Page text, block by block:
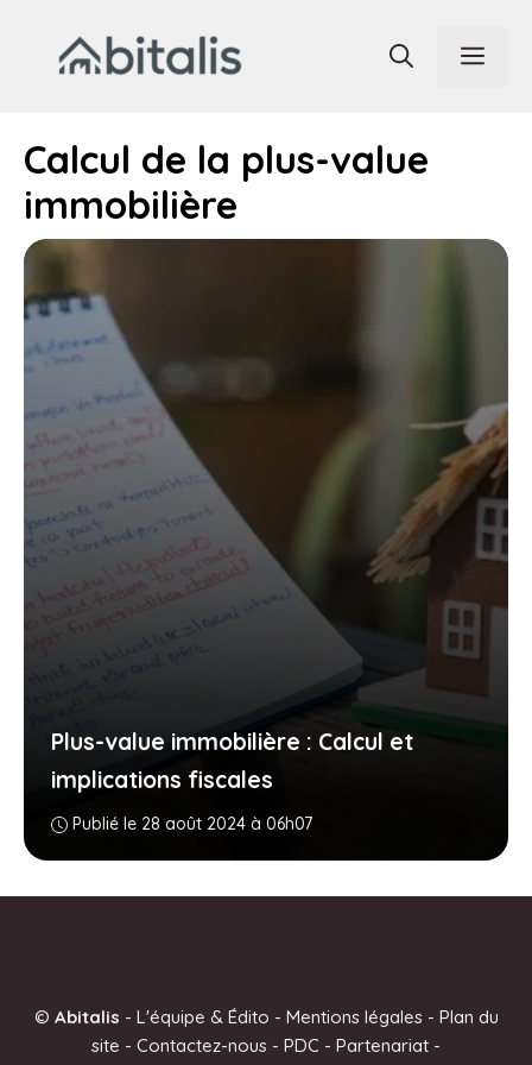
contenu
Calcul de la plus-value
immobilière
Plus-value immobilière : Calcul et
implications fiscales
Publié le 28 août 2024 à 06h07
© Abitalis - L'équipe & Édito - Mentions légales- Plan du
site - Contactez-nous - PDC - Partenariat -